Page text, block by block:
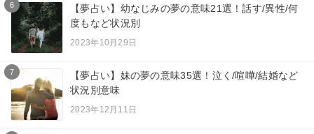
6
【夢占い】幼なじみの夢の意味21選！話す/異性/何
度もなど状況別
2023年10月29日
7
【夢占い】妹の夢の意味35選！泣く/喧嘩/結婚など
状況別意味
2023年12月11日